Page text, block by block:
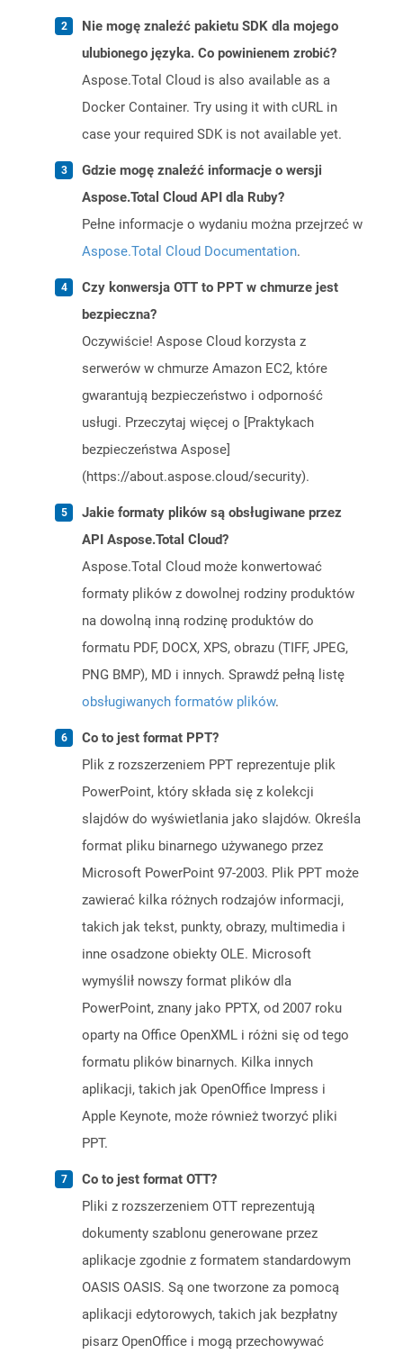
Nie mogę znaleźć pakietu SDK dla mojego
ulubionego języka. Co powinienem zrobić?
Aspose.Total Cloud is also available as a
Docker Container. Try using it with cURL in
case your required SDK is not available yet.
Gdzie mogę znaleźć informacje o wersji
Aspose.Total Cloud API dla Ruby?
Pełne informacje o wydaniu można przejrzeć w
Aspose.Total Cloud Documentation.
Czy konwersja OTT to PPT w chmurze jest
bezpieczna?
Oczywiście! Aspose Cloud korzysta z
serwerów w chmurze Amazon EC2, które
gwarantują bezpieczeństwo i odporność
usługi. Przeczytaj więcej o [Praktykach
bezpieczeństwa Aspose]
(https://about.aspose.cloud/security).
Jakie formaty plików są obsługiwane przez
API Aspose.Total Cloud?
Aspose.Total Cloud może konwertować
formaty plików z dowolnej rodziny produktów
na dowolną inną rodzinę produktów do
formatu PDF, DOCX, XPS, obrazu (TIFF, JPEG,
PNG BMP), MD i innych. Sprawdź pełną listę
obsługiwanych formatów plików.
Co to jest format PPT?
Plik z rozszerzeniem PPT reprezentuje plik
PowerPoint, który składa się z kolekcji
slajdów do wyświetlania jako slajdów. Określa
format pliku binarnego używanego przez
Microsoft PowerPoint 97-2003. Plik PPT może
zawierać kilka różnych rodzajów informacji,
takich jak tekst, punkty, obrazy, multimedia i
inne osadzone obiekty OLE. Microsoft
wymyślił nowszy format plików dla
PowerPoint, znany jako PPTX, od 2007 roku
oparty na Office OpenXML i różni się od tego
formatu plików binarnych. Kilka innych
aplikacji, takich jak OpenOffice Impress i
Apple Keynote, może również tworzyć pliki
PPT.
Co to jest format OTT?
Pliki z rozszerzeniem OTT reprezentują
dokumenty szablonu generowane przez
aplikacje zgodnie z formatem standardowym
OASIS OASIS. Są one tworzone za pomocą
aplikacji edytorowych, takich jak bezpłatny
pisarz OpenOffice i mogą przechowywać